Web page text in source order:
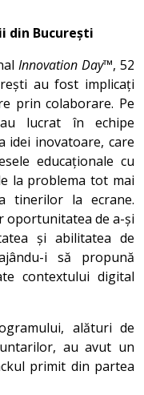
din București
Innovation Day™, 52
au fost implicați
prin colaborare. Pe
lucrat în echipe
idei inovatoare, care
educaționale cu
la problema tot mai
tinerilor la ecrane.
oportunitatea de a-și
și abilitatea de
i să propună
contextului digital
alături de
au avut un
primit din partea